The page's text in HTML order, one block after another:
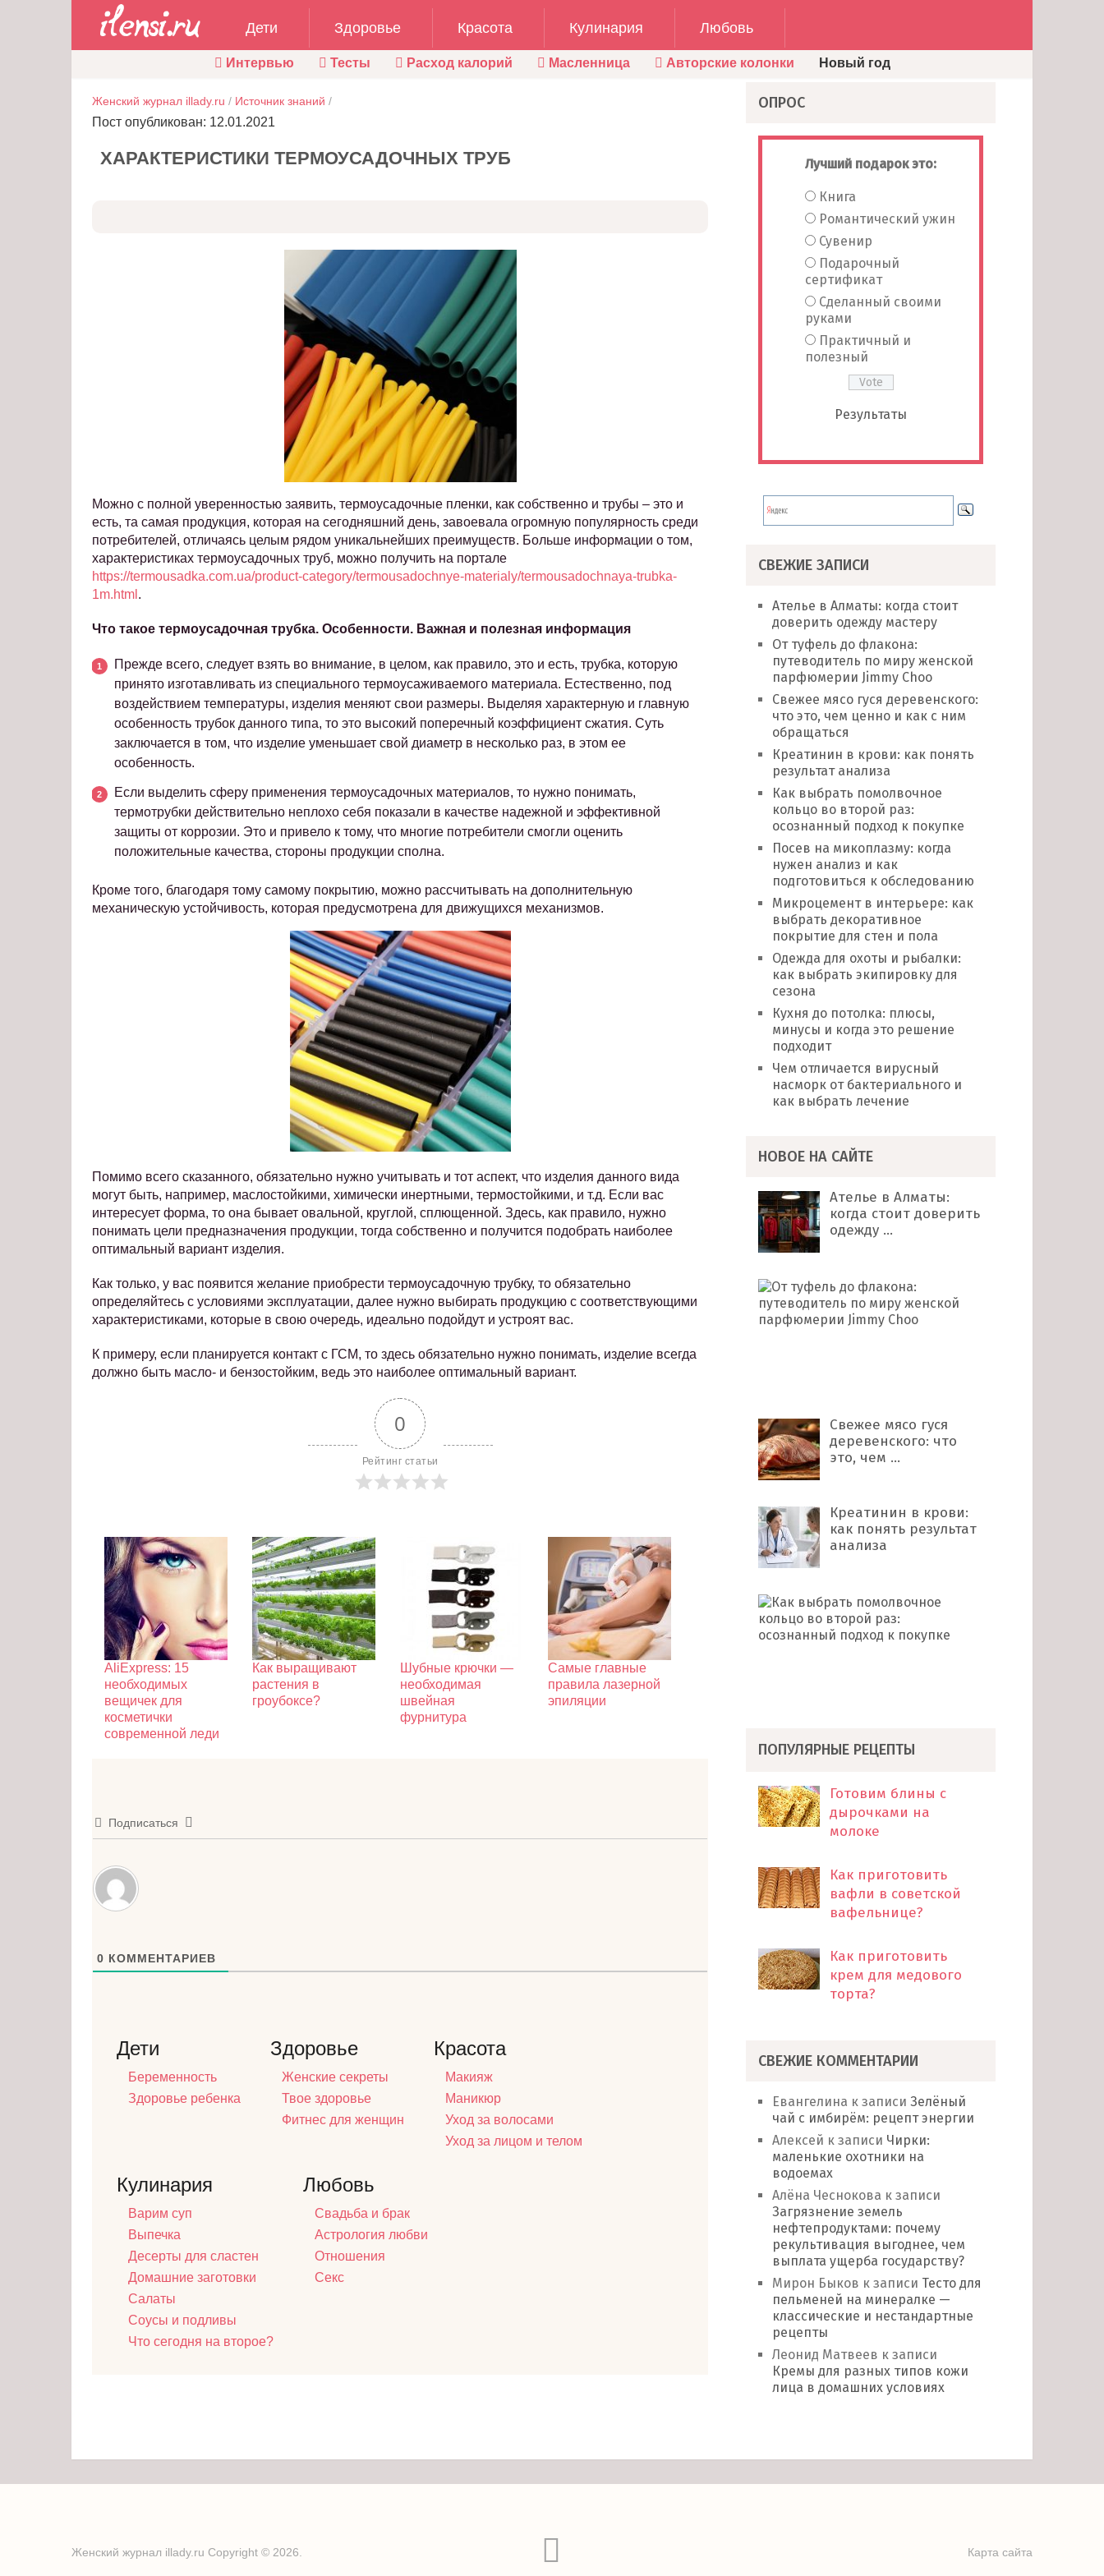
Дети Здоровье Красота Кулинария Любовь
Интервью Тесты Расход калорий Масленница Авторские колонки Новый год
Женский журнал illady.ru / Источник знаний /
Пост опубликован: 12.01.2021
ХАРАКТЕРИСТИКИ ТЕРМОУСАДОЧНЫХ ТРУБ
Можно с полной уверенностью заявить, термоусадочные пленки, как собственно и трубы – это и
есть, та самая продукция, которая на сегодняшний день, завоевала огромную популярность среди
потребителей, отличаясь целым рядом уникальнейших преимуществ. Больше информации о том,
характеристиках термоусадочных труб, можно получить на портале
https://termousadka.com.ua/product-category/termousadochnye-materialy/termousadochnaya-trubka-
1m.html .
Что такое термоусадочная трубка. Особенности. Важная и полезная информация
Прежде всего, следует взять во внимание, в целом, как правило, это и есть, трубка, которую
принято изготавливать из специального термоусаживаемого материала. Естественно, под
воздействием температуры, изделия меняют свои размеры. Выделяя характерную и главную
особенность трубок данного типа, то это высокий поперечный коэффициент сжатия. Суть
заключается в том, что изделие уменьшает свой диаметр в несколько раз, в этом ее
особенность.
Если выделить сферу применения термоусадочных материалов, то нужно понимать,
термотрубки действительно неплохо себя показали в качестве надежной и эффективной
защиты от коррозии. Это и привело к тому, что многие потребители смогли оценить
положительные качества, стороны продукции сполна.
Кроме того, благодаря тому самому покрытию, можно рассчитывать на дополнительную
механическую устойчивость, которая предусмотрена для движущихся механизмов.
Помимо всего сказанного, обязательно нужно учитывать и тот аспект, что изделия данного вида
могут быть, например, маслостойкими, химически инертными, термостойкими, и т.д. Если вас
интересует форма, то она бывает овальной, круглой, сплющенной. Здесь, как правило, нужно
понимать цели предназначения продукции, тогда собственно и получится подобрать наиболее
оптимальный вариант изделия.
Как только, у вас появится желание приобрести термоусадочную трубку, то обязательно
определяйтесь с условиями эксплуатации, далее нужно выбирать продукцию с соответствующими
характеристиками, которые в свою очередь, идеально подойдут и устроят вас.
К примеру, если планируется контакт с ГСМ, то здесь обязательно нужно понимать, изделие всегда
должно быть масло- и бензостойким, ведь это наиболее оптимальный вариант.
0
Рейтинг статьи
AliExpress: 15
необходимых
вещичек для
косметички
современной леди
Как выращивают
растения в
гроубоксе?
Шубные крючки —
необходимая
швейная
фурнитура
Самые главные
правила лазерной
эпиляции
Подписаться
0 КОММЕНТАРИЕВ
Дети
Беременность
Здоровье ребенка
Здоровье
Женские секреты
Твое здоровье
Фитнес для женщин
Красота
Макияж
Маникюр
Уход за волосами
Уход за лицом и телом
Кулинария
Варим суп
Выпечка
Десерты для сластен
Домашние заготовки
Салаты
Соусы и подливы
Что сегодня на второе?
Любовь
Свадьба и брак
Астрология любви
Отношения
Секс
ОПРОС
Лучший подарок это:
Книга
Романтический ужин
Сувенир
Подарочный
сертификат
Сделанный своими
руками
Практичный и
полезный
Результаты
СВЕЖИЕ ЗАПИСИ
Ателье в Алматы: когда стоит
доверить одежду мастеру
От туфель до флакона:
путеводитель по миру женской
парфюмерии Jimmy Choo
Свежее мясо гуся деревенского:
что это, чем ценно и как с ним
обращаться
Креатинин в крови: как понять
результат анализа
Как выбрать помолвочное
кольцо во второй раз:
осознанный подход к покупке
Посев на микоплазму: когда
нужен анализ и как
подготовиться к обследованию
Микроцемент в интерьере: как
выбрать декоративное
покрытие для стен и пола
Одежда для охоты и рыбалки:
как выбрать экипировку для
сезона
Кухня до потолка: плюсы,
минусы и когда это решение
подходит
Чем отличается вирусный
насморк от бактериального и
как выбрать лечение
НОВОЕ НА САЙТЕ
Ателье в Алматы:
когда стоит доверить
одежду …
Свежее мясо гуся
деревенского: что
это, чем …
Креатинин в крови:
как понять результат
анализа
ПОПУЛЯРНЫЕ РЕЦЕПТЫ
Готовим блины с
дырочками на
молоке
Как приготовить
вафли в советской
вафельнице?
Как приготовить
крем для медового
торта?
СВЕЖИЕ КОММЕНТАРИИ
Евангелина к записиЗелёный
чай с имбирём: рецепт энергии
Алексей к записи Чирки:
маленькие охотники на
водоемах
Алёна Чеснокова к записи
Загрязнение земель
нефтепродуктами: почему
рекультивация выгоднее, чем
выплата ущерба государству?
Мирон Быков к записи Тесто для
пельменей на минералке —
классические и нестандартные
рецепты
Леонид Матвеев к записи
Кремы для разных типов кожи
лица в домашних условиях
Женский журнал illady.ru Copyright © 2026. Карта сайта